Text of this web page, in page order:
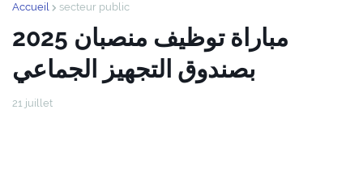
Accueil secteur public
2025 مباراة توظيف منصبان
بصندوق التجهيز الجماعي
21 juillet